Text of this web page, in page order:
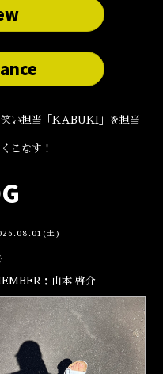
笑い担当「KABUKI」を担当
こなす！
土)
：山本 啓介